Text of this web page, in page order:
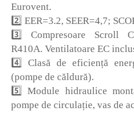
Eurovent.
2️⃣ EER=3.2, SEER=4,7;
3️⃣ Compresoare Scroll
R410A. Ventilatoare EC
4️⃣ Clasă de eficiență
(pompe de căldură).
5️⃣ Module hidraulice
pompe de circulație, vas de